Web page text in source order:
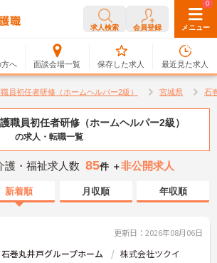
求人検索 会員登録 メニュー
へ 面談会場一覧
0
保存した求人
0
最近見た求人
員初任者研修（ホームヘルパー2級） 宮城県 石
職員初任者研修（ホームヘルパー2級）
の求人・転職一覧
護・福祉求人数 85件 ＋非公開求人
新着順 月収順 年収順
更新日：2026年08月06日
巻丸井戸グループホーム 株式会社ツクイ